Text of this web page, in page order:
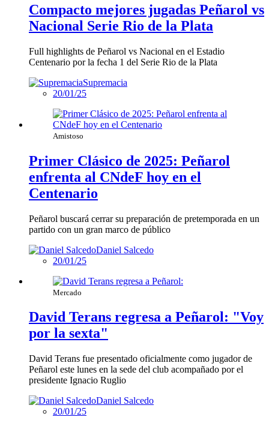
Compacto mejores jugadas Peñarol vs
Nacional Serie Rio de la Plata
Full highlights de Peñarol vs Nacional en el Estadio
Centenario por la fecha 1 del Serie Rio de la Plata
Supremacia
20/01/25
Amistoso
Primer Clásico de 2025: Peñarol
enfrenta al CNdeF hoy en el
Centenario
Peñarol buscará cerrar su preparación de pretemporada en un
partido con un gran marco de público
Daniel Salcedo
20/01/25
Mercado
David Terans regresa a Peñarol: "Voy
por la sexta"
David Terans fue presentado oficialmente como jugador de
Peñarol este lunes en la sede del club acompañado por el
presidente Ignacio Ruglio
Daniel Salcedo
20/01/25